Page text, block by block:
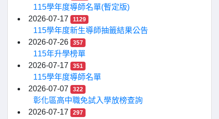
115學年度導師名單(暫定版)
2026-07-17
1129
115學年度新生導師抽籤結果公告
2026-07-26
357
115年升學榜單
2026-07-17
351
115學年度導師名單
2026-07-07
322
彰化區高中職免試入學放榜查詢
2026-07-17
297